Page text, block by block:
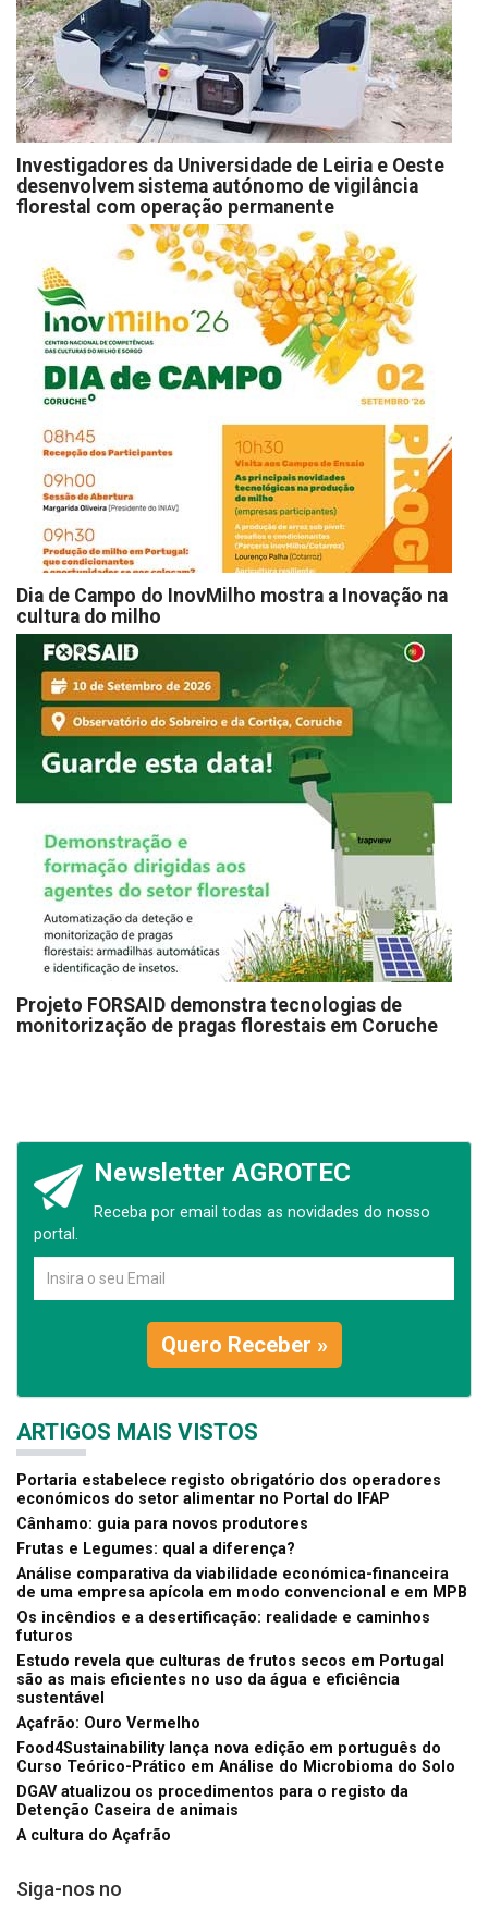
Investigadores da Universidade de Leiria e Oeste
desenvolvem sistema autónomo de vigilância
florestal com operação permanente
Dia de Campo do InovMilho mostra a Inovação na
cultura do milho
Projeto FORSAID demonstra tecnologias de
monitorização de pragas florestais em Coruche
Newsletter AGROTEC
Receba por email todas as novidades do nosso
portal.
Quero Receber »
ARTIGOS MAIS VISTOS
Portaria estabelece registo obrigatório dos operadores
económicos do setor alimentar no Portal do IFAP
Cânhamo: guia para novos produtores
Frutas e Legumes: qual a diferença?
Análise comparativa da viabilidade económica-financeira
de uma empresa apícola em modo convencional e em MPB
Os incêndios e a desertificação: realidade e caminhos
futuros
Estudo revela que culturas de frutos secos em Portugal
são as mais eficientes no uso da água e eficiência
sustentável
Açafrão: Ouro Vermelho
Food4Sustainability lança nova edição em português do
Curso Teórico-Prático em Análise do Microbioma do Solo
DGAV atualizou os procedimentos para o registo da
Detenção Caseira de animais
A cultura do Açafrão
Siga-nos no